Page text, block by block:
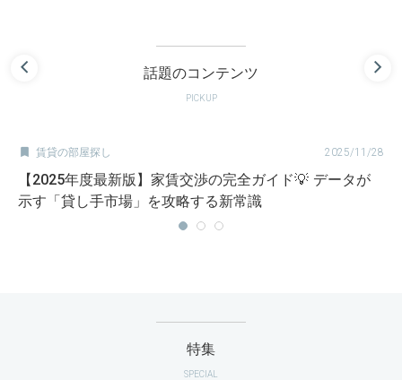
話題のコンテンツ
PICKUP
 賃貸の部屋探し 2025/11/28
【2025年度最新版】家賃交渉の完全ガイド💡 データが
示す「貸し手市場」を攻略する新常識
特集
SPECIAL